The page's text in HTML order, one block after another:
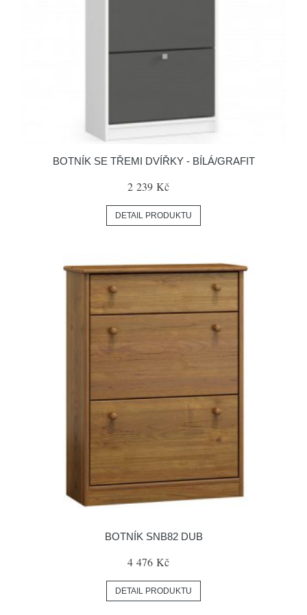
BOTNÍK SE TŘEMI DVÍŘKY - BÍLÁ/GRAFIT
2 239 Kč
DETAIL PRODUKTU
BOTNÍK SNB82 DUB
4 476 Kč
DETAIL PRODUKTU